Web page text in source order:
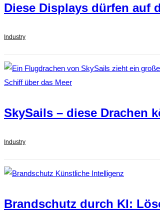
Diese Displays dürfen auf
Industry
SkySails – diese Drachen
Industry
Brandschutz durch KI: